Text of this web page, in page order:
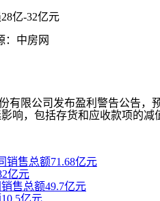
亿-32亿元
中房网
有限公司发布盈利警告公告，
响，包括存货和应收款项的
销售总额71.68亿元
亿元
售总额49.7亿元
亿元